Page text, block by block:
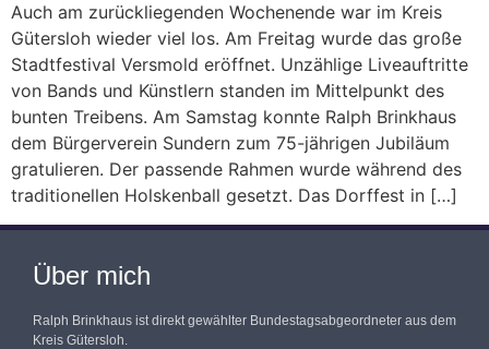
Auch am zurückliegenden Wochenende war im Kreis
Gütersloh wieder viel los. Am Freitag wurde das große
Stadtfestival Versmold eröffnet. Unzählige Liveauftritte
von Bands und Künstlern standen im Mittelpunkt des
bunten Treibens. Am Samstag konnte Ralph Brinkhaus
dem Bürgerverein Sundern zum 75-jährigen Jubiläum
gratulieren. Der passende Rahmen wurde während des
traditionellen Holskenball gesetzt. Das Dorffest in […]
Über mich
Ralph Brinkhaus ist direkt gewählter Bundestagsabgeordneter aus dem
Kreis Gütersloh.